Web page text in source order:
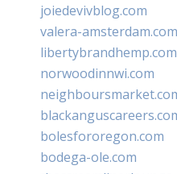
joiedevivblog.com
valera-amsterdam.com
libertybrandhemp.com
norwoodinnwi.com
bolesfororegon.com
bodega-ole.com